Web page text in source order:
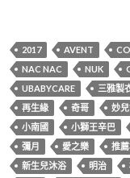
2017 AVENT
NAC NAC
NUK
UBABYCARE
三雅製
再生緣
奇哥 妙
小南國
小獅王辛巴
彌月
愛之樂 推
新生兒沐浴
明治